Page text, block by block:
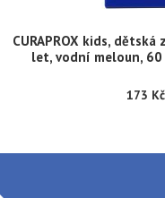
CURAPROX kids,
let, vodní meloun,
173 Kč